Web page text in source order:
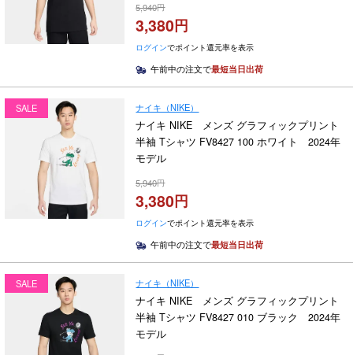
5,940
3,380
ログインでポイント還元率を表示
午前中の注文で最短当日出荷
SALE ナイキ（NIKE）
ナイキ NIKE メンズ グラフィックプリント
半袖 Tシャツ FV8427 100 ホワイト 2024年
モデル
5,940
3,380
ログインでポイント還元率を表示
午前中の注文で最短当日出荷
SALE ナイキ（NIKE）
ナイキ NIKE メンズ グラフィックプリント
半袖 Tシャツ FV8427 010 ブラック 2024年
モデル